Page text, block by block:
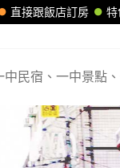
特
直接跟飯店訂房
中民宿、一中景